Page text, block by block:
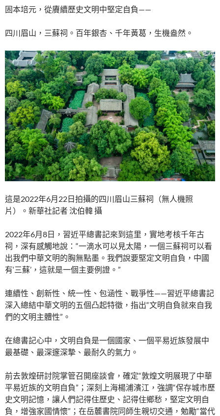
固本培元，從賡續歷史文明中堅定自負——
四川眉山，三蘇祠。百年銀杏、千年黃葛，生機盎然。
這是2022年6月22日拍攝的四川眉山三蘇祠（無人機照
片）。新華社記者 沈伯韓 攝
2022年6月8日，習近平總書記來到這里，實地考核千年古
祠，深有感觸地說：“一滴水可以見太陽，一個三蘇祠可以看
出我們中華文明的胸無點墨。我們說要堅定文明自負，中國
有‘三蘇’，這就是一個主要例證。”
連續性、創新性、統一性、包涵性、戰爭性——習近平總書記
深入總結中華文明的五個凸起特徵，指出“文明自負就來自我
們的文明主體性”。
在總書記心中，文明自負是一個國家、一個平易近族發展中
最基礎、最深邃深摯、最耐久的氣力。
前去敦煌研討院掌管召開座談會，確定“敦煌文明展現了中華
平易近族的文明自負”；深刻上海楊浦濱江，強調“保存城市歷
史文明記憶，讓人們記得住歷史、記得住鄉愁，堅定文明自
負，增強家國情懷”；在岳麓書院同師生親切交通，勉勵“當代